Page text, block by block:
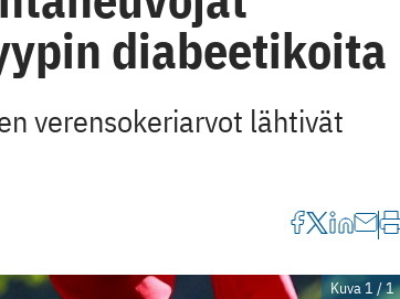
diabeetikoita
verensokeriarvot lähtivät
Kuva 1 / 1